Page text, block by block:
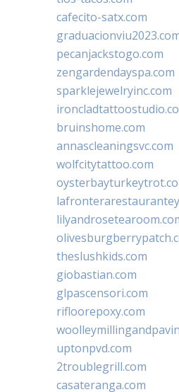
cafecito-satx.com
pecanjackstogo.com
zengardendayspa.com
sparklejewelryinc.com
bruinshome.com
annascleaningsvc.com
wolfcitytattoo.com
theslushkids.com
giobastian.com
glpascensori.com
rifloorepoxy.com
uptonpvd.com
2troublegrill.com
casateranga.com